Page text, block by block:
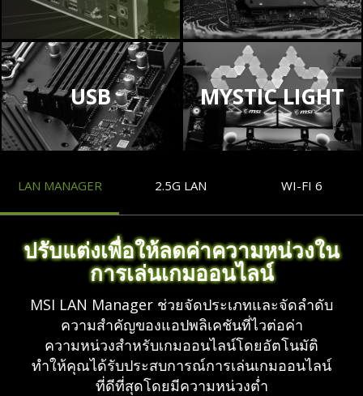
USB MYSTIC LIGHT
LAN MANAGER 2.5G LAN WI-FI 6
ปรับแต่งเพื่อให้ลดค่าความหน่วงใน
การเล่นเกมออนไลน์
MSI LAN Manager ช่วยจัดประเภทและจัดลำดับ
ความสำคัญของแอปพลิเคชันที่ไวต่อค่า
ความหน่วงสำหรับเกมออนไลน์โดยอัตโนมัติ
ทำให้คุณได้รับประสบการณ์การเล่นเกมออนไลน์
ที่ดีที่สุดโดยมีความหน่วงต่ำ